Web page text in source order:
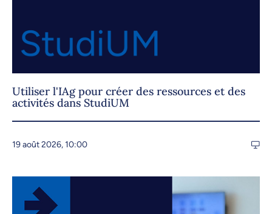
Utiliser l'IAg pour créer des ressources et des
activités dans StudiUM
19 août 2026, 10:00